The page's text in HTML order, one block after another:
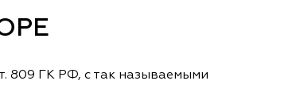
809 ГК РФ, с так называемыми